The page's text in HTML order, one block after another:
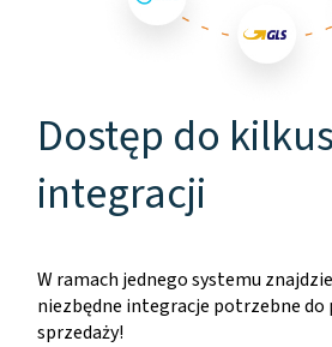
Dostęp do
integracji
W ramach jednego systemu
niezbędne integracje potrzebne do
sprzedaży!